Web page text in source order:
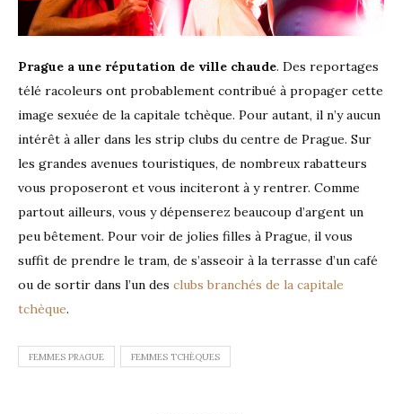
Prague a une réputation de ville chaude. Des reportages
télé racoleurs ont probablement contribué à propager cette
image sexuée de la capitale tchèque. Pour autant, il n’y aucun
intérêt à aller dans les strip clubs du centre de Prague. Sur
les grandes avenues touristiques, de nombreux rabatteurs
vous proposeront et vous inciteront à y rentrer. Comme
partout ailleurs, vous y dépenserez beaucoup d’argent un
peu bêtement. Pour voir de jolies filles à Prague, il vous
suffit de prendre le tram, de s’asseoir à la terrasse d’un café
ou de sortir dans l’un des clubs branchés de la capitale
tchèque.
FEMMES PRAGUE FEMMES TCHÈQUES